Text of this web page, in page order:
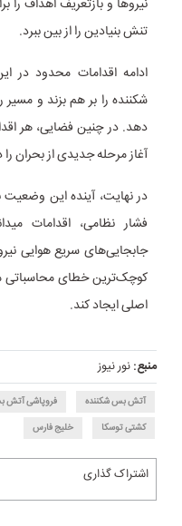
نیروها و بازتعریف اهداف را
تنش بنیادین را از بین ببرد.
ادامه اقدامات محدود در
شکننده را بر هم بزند و
دهد. در چنین فضایی، هر
آغاز مرحله جدیدی از بحران را
در نهایت، آینده این
فشار نظامی، اقدامات
جابجایی‌های سریع هوایی
کوچک‌ترین خطای محاسباتی
اصلی ایجاد کند.
منبع:نور نیوز
آتش بس شکننده فروپاشی آتش
کشتی توسکا
خلیج فارس
اشتراک گذاری